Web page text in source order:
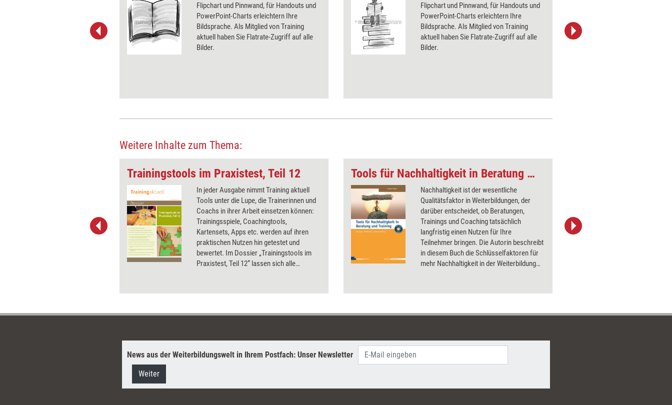
Flipchart und Pinnwand, für Handouts und
PowerPoint-Charts erleichtern Ihre
Bildsprache. Als Mitglied von Training
aktuell haben Sie Flatrate-Zugriff auf alle
Bilder.
Flipchart und Pinnwand, für Handouts und
PowerPoint-Charts erleichtern Ihre
Bildsprache. Als Mitglied von Training
aktuell haben Sie Flatrate-Zugriff auf alle
Bilder.
Weitere Inhalte zum Thema:
Überangebot an Informationen
Coachings zu fördern,
Trainingstools im Praxistest, Teil 12
In jeder Ausgabe nimmt Training aktuell
Tools unter die Lupe, die Trainerinnen und
Coachs in ihrer Arbeit einsetzen können:
Trainingsspiele, Coachingtools,
Kartensets, Apps etc. werden auf ihren
praktischen Nutzen hin getestet und
bewertet. Im Dossier „Trainingstools im
Praxistest, Teil 12“ lassen sich alle
Tools für Nachhaltigkeit in Beratung und Training
Nachhaltigkeit ist der wesentliche
Qualitätsfaktor in Weiterbildungen, der
darüber entscheidet, ob Beratungen,
Trainings und Coaching tatsächlich
langfristig einen Nutzen für Ihre
Teilnehmer bringen. Die Autorin beschreibt
in diesem Buch die Schlüsselfaktoren für
mehr Nachhaltigkeit in der Weiterbildung
Nachhaltigkeit – vor, während und nach
SvetaZi/iStock
News aus der Weiterbildungswelt in Ihrem Postfach: Unser Newsletter
Weiter